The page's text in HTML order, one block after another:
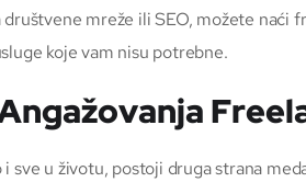
društvene mreže ili SEO, možete naći
koje vam nisu potrebne.
i sve u životu, postoji druga strana